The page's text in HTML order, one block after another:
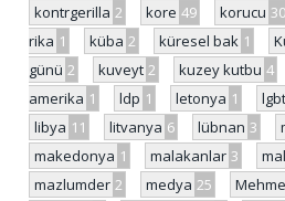
kontrgerilla 2 kore 49 korucu 30
rika 1 küba 2 küresel bak 1
günü 2 kuveyt 2 kuzey kutbu 4
amerika 1 ldp 1 letonya 1
libya 11 litvanya 6 lübnan 3
makedonya 1 malakanlar 3
mazlumder 2 medya 25